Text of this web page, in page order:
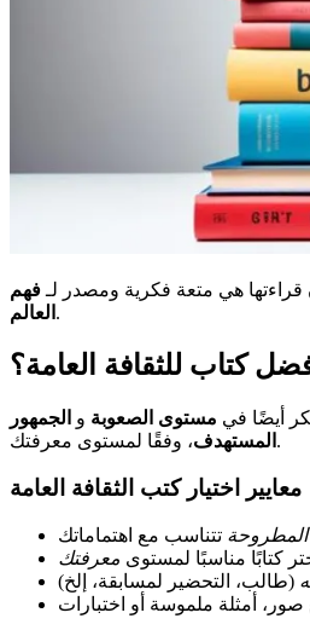
قراءتها هي متعة فكرية ومصدر لـ فهم
العالم .
كتاب للثقافة العامة؟
أيضًا في مستوى الصعوبة و الجمهور
المستهدف ، وفقًا لمستوى معرفتك.
معايير اختيار كتب الثقافة العامة
المطروحة تتناسب مع اهتماماتك
كتابًا مناسبًا لمستوى معرفتك
(طالب، التحضير لمسابقة، إلخ)
صور، أمثلة ملموسة أو اختبارات